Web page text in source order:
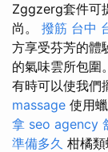
Zggzerg套件可
尚。 撥筋 台中
方享受芬芳的體
的氣味雲所包圍
有時可以使我們
massage 使用
拿 seo agency
準備多久 柑橘